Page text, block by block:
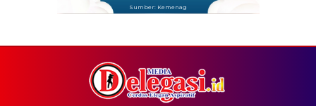
Sumber: Kemenag